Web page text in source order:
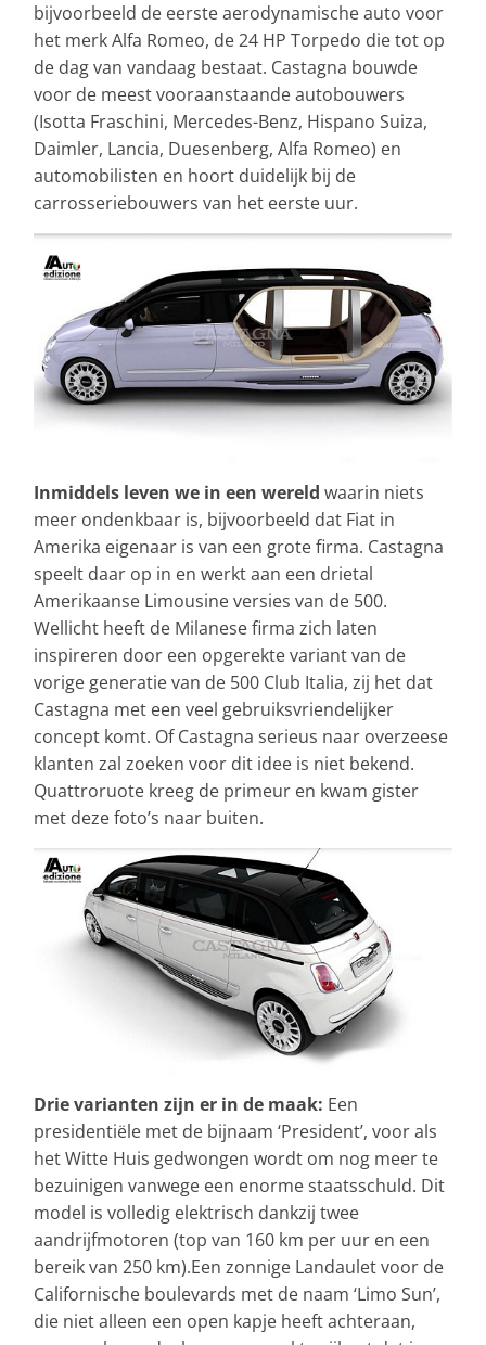
bijvoorbeeld de eerste aerodynamische auto voor
het merk Alfa Romeo, de 24 HP Torpedo die tot op
de dag van vandaag bestaat. Castagna bouwde
voor de meest vooraanstaande autobouwers
(Isotta Fraschini, Mercedes-Benz, Hispano Suiza,
Daimler, Lancia, Duesenberg, Alfa Romeo) en
automobilisten en hoort duidelijk bij de
carrosseriebouwers van het eerste uur.
Inmiddels leven we in een wereld waarin niets
meer ondenkbaar is, bijvoorbeeld dat Fiat in
Amerika eigenaar is van een grote firma. Castagna
speelt daar op in en werkt aan een drietal
Amerikaanse Limousine versies van de 500.
Wellicht heeft de Milanese firma zich laten
inspireren door een opgerekte variant van de
vorige generatie van de 500 Club Italia, zij het dat
Castagna met een veel gebruiksvriendelijker
concept komt. Of Castagna serieus naar overzeese
klanten zal zoeken voor dit idee is niet bekend.
Quattroruote kreeg de primeur en kwam gister
met deze foto’s naar buiten.
Drie varianten zijn er in de maak: Een
presidentiële met de bijnaam ‘President’, voor als
het Witte Huis gedwongen wordt om nog meer te
bezuinigen vanwege een enorme staatsschuld. Dit
model is volledig elektrisch dankzij twee
aandrijfmotoren (top van 160 km per uur en een
bereik van 250 km).Een zonnige Landaulet voor de
Californische boulevards met de naam ‘Limo Sun’,
die niet alleen een open kapje heeft achteraan,